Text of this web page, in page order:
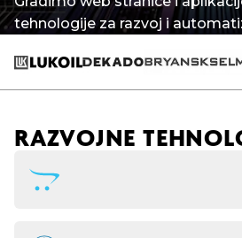
tehnologije za razvoj i
RAZVOJNE